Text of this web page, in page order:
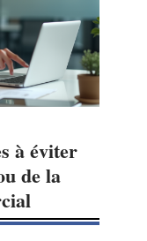
à éviter
de la